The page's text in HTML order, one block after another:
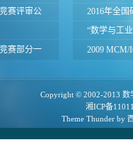
赛评审公
赛部分一
令营通知
2016年全
（加密文件
“数学与工
行
2009 MCM/
Copyright © 2002-2013 数
湘ICP备
Theme Thunderby